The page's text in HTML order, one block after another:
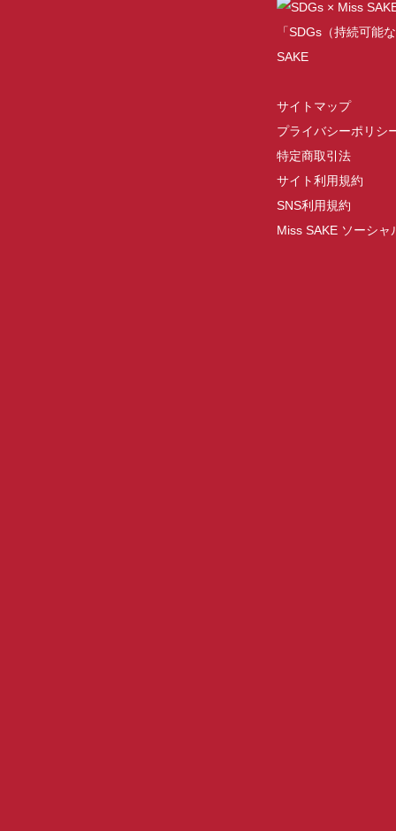
「SDGs（持続可能
SAKE
サイトマップ
プライバシーポリシ
特定商取引法
サイト利用規約
SNS利用規約
Miss SAKE ソーシ